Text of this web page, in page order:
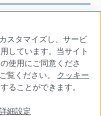
その他商品・別売品
リシー
スタマイズし、サービ
しています。当サイト
使用にご同意くださ
覧ください。
クッキー
ることができます。
細設定